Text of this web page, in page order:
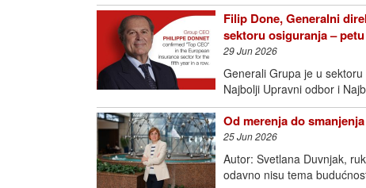
Filip Done, Generalni
sektoru osiguranja –
29 Jun 2026
Generali Grupa je u
Najbolji Upravni odbor i
Od merenja do
25 Jun 2026
Autor: Svetlana Duvnjak,
odavno nisu tema